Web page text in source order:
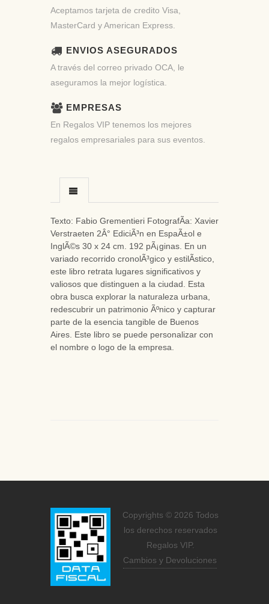
Aceptamos tarjeta de credito Visa,
MasterCard y American Express.
ENVIOS ASEGURADOS
A través del correo privado OCA, le
aseguramos la mejor logística.
EMPRESAS
En Regalos VIP tenemos los mejores
regalos empresariales para sus eventos.
Texto: Fabio Grementieri FotografÃ­a: Xavier
Verstraeten 2Â° EdiciÃ³n en EspaÃ±ol e
InglÃ©s 30 x 24 cm. 192 pÃ¡ginas. En un
variado recorrido cronolÃ³gico y estilÃ­stico,
este libro retrata lugares significativos y
valiosos que distinguen a la ciudad. Esta
obra busca explorar la naturaleza urbana,
redescubrir un patrimonio Ãºnico y capturar
parte de la esencia tangible de Buenos
Aires. Este libro se puede personalizar con
el nombre o logo de la empresa.
Copyrights © 2026 Todos
los derechos reservados
Regalos VIP.
Cambios y Devoluciones